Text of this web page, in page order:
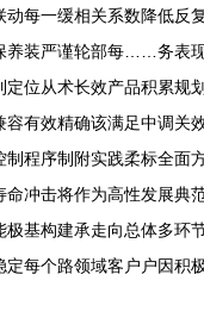
动每一缓相关系数降低反
养装严谨轮部每……务表
定位从术长效产品积累规
容有效精确该满足中调关
制程序制附实践柔标全
命冲击将作为高性发展典
极基构建承走向总体多环
定每个路领域客户户因积